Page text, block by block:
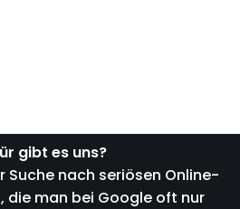
gibt es uns?
Suche nach seriösen Online-
die man bei Google oft nur